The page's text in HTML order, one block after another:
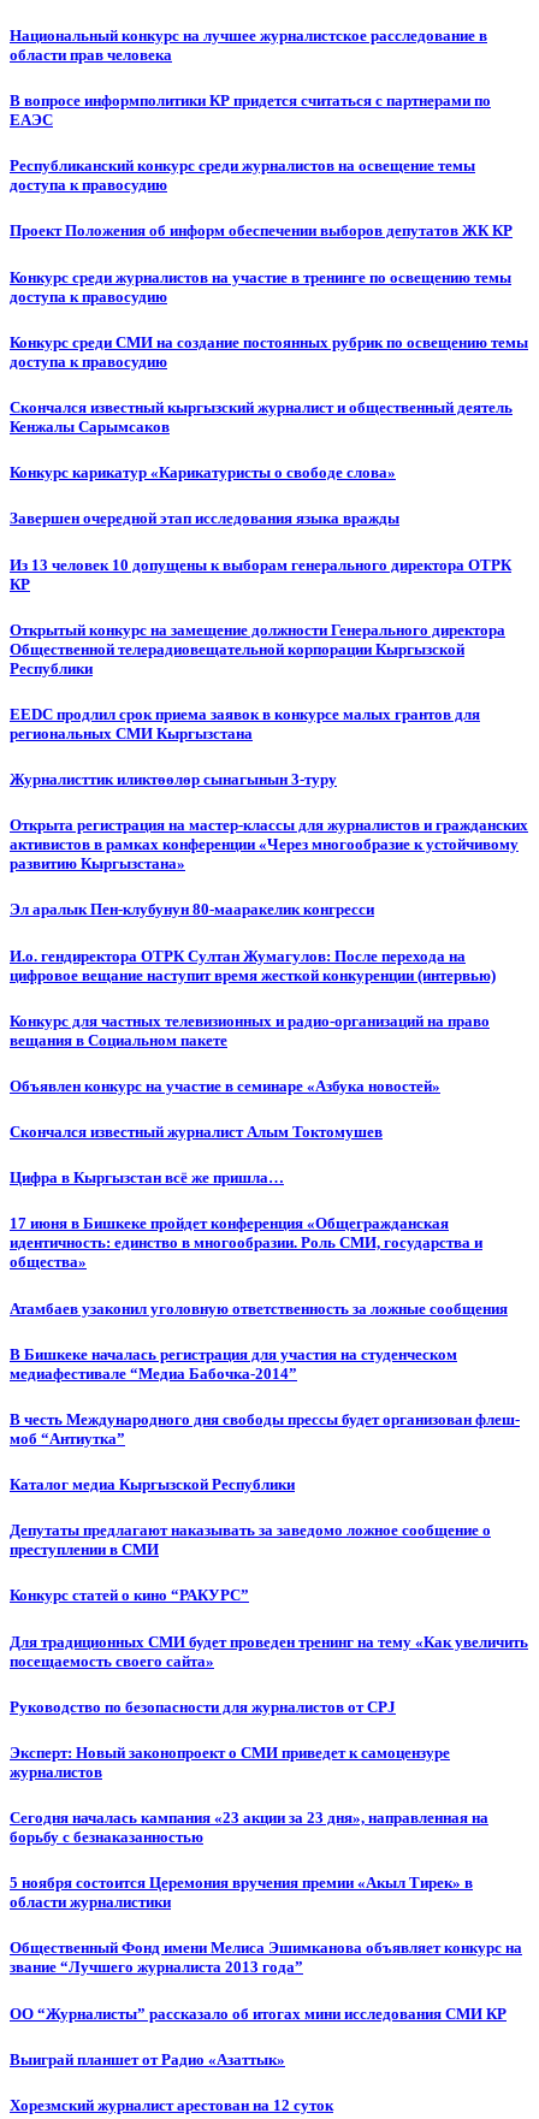
Национальный конкурс на лучшее журналистское расследование в
области прав человека
В вопросе информполитики КР придется считаться с партнерами по
ЕАЭС
Республиканский конкурс среди журналистов на освещение темы
доступа к правосудию
Проект Положения об информ обеспечении выборов депутатов ЖК КР
Конкурс среди журналистов на участие в тренинге по освещению темы
доступа к правосудию
Конкурс среди СМИ на создание постоянных рубрик по освещению темы
доступа к правосудию
Скончался известный кыргызский журналист и общественный деятель
Кенжалы Сарымсаков
Конкурс карикатур «Карикатуристы о свободе слова»
Завершен очередной этап исследования языка вражды
Из 13 человек 10 допущены к выборам генерального директора ОТРК
КР
Открытый конкурс на замещение должности Генерального директора
Общественной телерадиовещательной корпорации Кыргызской
Республики
EEDC продлил срок приема заявок в конкурсе малых грантов для
региональных СМИ Кыргызстана
Журналисттик иликтөөлөр сынагынын 3-туру
Открыта регистрация на мастер-классы для журналистов и гражданских
активистов в рамках конференции «Через многообразие к устойчивому
развитию Кыргызстана»
Эл аралык Пен-клубунун 80-мааракелик конгресси
И.о. гендиректора ОТРК Султан Жумагулов: После перехода на
цифровое вещание наступит время жесткой конкуренции (интервью)
Конкурс для частных телевизионных и радио-организаций на право
вещания в Социальном пакете
Объявлен конкурс на участие в семинаре «Азбука новостей»
Cкончался известный журналист Алым Токтомушев
Цифра в Кыргызстан всё же пришла…
17 июня в Бишкеке пройдет конференция «Общегражданская
идентичность: единство в многообразии. Роль СМИ, государства и
общества»
Атамбаев узаконил уголовную ответственность за ложные сообщения
В Бишкеке началась регистрация для участия на студенческом
медиафестивале “Медиа Бабочка-2014”
В честь Международного дня свободы прессы будет организован флеш-
моб “Антиутка”
Каталог медиа Кыргызской Республики
Депутаты предлагают наказывать за заведомо ложное сообщение о
преступлении в СМИ
Конкурс статей о кино “РАКУРС”
Для традиционных СМИ будет проведен тренинг на тему «Как увеличить
посещаемость своего сайта»
Руководство по безопасности для журналистов от CPJ
Эксперт: Новый законопроект о СМИ приведет к самоцензуре
журналистов
Сегодня началась кампания «23 акции за 23 дня», направленная на
борьбу с безнаказанностью
5 ноября состоится Церемония вручения премии «Акыл Тирек» в
области журналистики
Общественный Фонд имени Мелиса Эшимканова объявляет конкурс на
звание “Лучшего журналиста 2013 года”
ОО “Журналисты” рассказало об итогах мини исследования СМИ КР
Выиграй планшет от Радио «Азаттык»
Хорезмский журналист арестован на 12 суток